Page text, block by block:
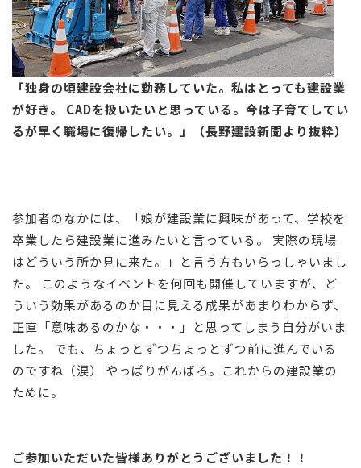
「独身の頃建設会社に勤務していた。私はとっても建設業
が好き。
CADを扱いたいと思っている。今は子育てしてい
るが早く職場に復帰したい。」（長野建設新聞より抜粋）
参加者のなかには、「娘が建設業に興味があって、学校を
卒業したら建設業に進みたいと言っている。 実際の現場
はどういう所か見に来た。」と言う方もいらっしゃいまし
た。 このようなイベントを何回も開催していますが、ど
ういう効果があるのか目に見える成果があまりわからず、
正直「意味あるのかな・・・」と思ってしまう自分がいま
した。 でも、ちょっとずつちょっとずつ前に進んでいる
のですね（涙） やっぱりがんばろ。これからの建設業の
ために。
ご参加いただいた皆様ありがとうございました！！